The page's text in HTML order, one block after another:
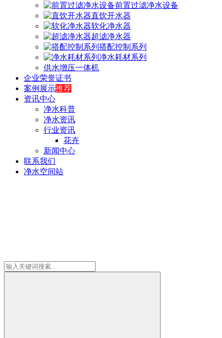
前置过滤净水设备
直饮开水器
软化净水器
超滤净水器
搭配控制系列
净水耗材系列
供水增压一体机
企业荣誉证书
案例展示推荐
资讯中心
净水科普
净水资讯
行业资讯
花卉
新闻中心
联系我们
净水空间站